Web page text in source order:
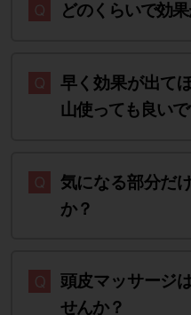
どのくらいで効
早く効果が出て
山使っても良いで
気になる部分だ
か？
頭皮マッサージ
せんか？